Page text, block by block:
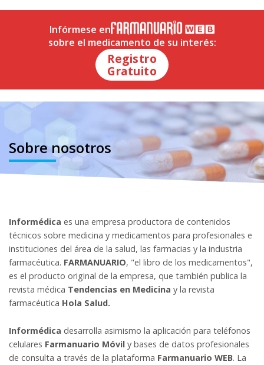
Infórmese en
sobre el medicamento de su interés:
Registro
Gratuito
Sobre nosotros
Informédica es una empresa productora de contenidos
técnicos sobre medicina y medicamentos para profesionales e
instituciones del área de la salud, las farmacias y la industria
farmacéutica. FARMANUARIO, "el libro de los medicamentos",
es el producto original de la empresa, que también publica la
revista médica Tendencias en Medicina y la revista
farmacéutica Hola Salud.
Informédica desarrolla asimismo la aplicación para teléfonos
celulares Farmanuario Móvil y bases de datos profesionales
de consulta a través de la plataforma Farmanuario WEB. La